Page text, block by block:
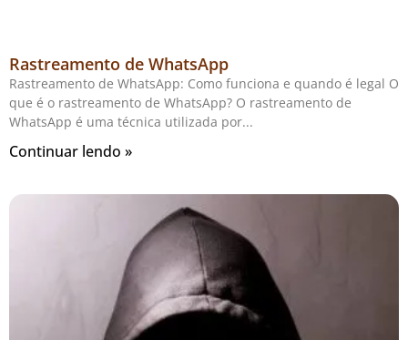
Rastreamento de WhatsApp
Rastreamento de WhatsApp: Como funciona e quando é legal O
que é o rastreamento de WhatsApp? O rastreamento de
WhatsApp é uma técnica utilizada por
Continuar lendo »